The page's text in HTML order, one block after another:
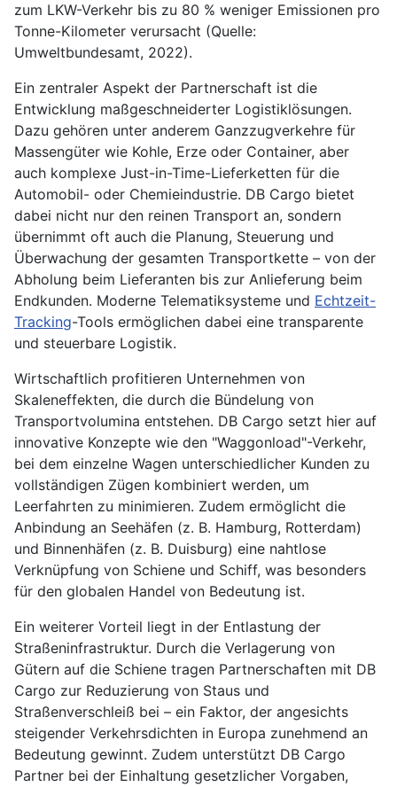
zum LKW-Verkehr bis zu 80 % weniger Emissionen pro
Tonne-Kilometer verursacht (Quelle:
Umweltbundesamt, 2022).
Ein zentraler Aspekt der Partnerschaft ist die
Entwicklung maßgeschneiderter Logistiklösungen.
Dazu gehören unter anderem Ganzzugverkehre für
Massengüter wie Kohle, Erze oder Container, aber
auch komplexe Just-in-Time-Lieferketten für die
Automobil- oder Chemieindustrie. DB Cargo bietet
dabei nicht nur den reinen Transport an, sondern
übernimmt oft auch die Planung, Steuerung und
Überwachung der gesamten Transportkette – von der
Abholung beim Lieferanten bis zur Anlieferung beim
Endkunden. Moderne Telematiksysteme und Echtzeit-
Tracking-Tools ermöglichen dabei eine transparente
und steuerbare Logistik.
Wirtschaftlich profitieren Unternehmen von
Skaleneffekten, die durch die Bündelung von
Transportvolumina entstehen. DB Cargo setzt hier auf
innovative Konzepte wie den "Waggonload"-Verkehr,
bei dem einzelne Wagen unterschiedlicher Kunden zu
vollständigen Zügen kombiniert werden, um
Leerfahrten zu minimieren. Zudem ermöglicht die
Anbindung an Seehäfen (z. B. Hamburg, Rotterdam)
und Binnenhäfen (z. B. Duisburg) eine nahtlose
Verknüpfung von Schiene und Schiff, was besonders
für den globalen Handel von Bedeutung ist.
Ein weiterer Vorteil liegt in der Entlastung der
Straßeninfrastruktur. Durch die Verlagerung von
Gütern auf die Schiene tragen Partnerschaften mit DB
Cargo zur Reduzierung von Staus und
Straßenverschleiß bei – ein Faktor, der angesichts
steigender Verkehrsdichten in Europa zunehmend an
Bedeutung gewinnt. Zudem unterstützt DB Cargo
Partner bei der Einhaltung gesetzlicher Vorgaben,